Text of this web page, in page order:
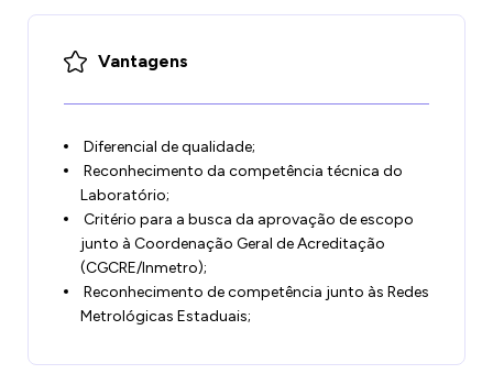
Vantagens
Diferencial de qualidade;
Reconhecimento da competência técnica do
Laboratório;
Critério para a busca da aprovação de escopo
junto à Coordenação Geral de Acreditação
(CGCRE/Inmetro);
Reconhecimento de competência junto às Redes
Metrológicas Estaduais;